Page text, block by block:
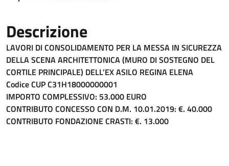
Descrizione
LAVORI DI CONSOLIDAMENTO PER LA MESSA IN SICUREZZA
DELLA SCENA ARCHITETTONICA (MURO DI SOSTEGNO DEL
CORTILE PRINCIPALE) DELL’EX ASILO REGINA ELENA
Codice CUP C31H18000000001
IMPORTO COMPLESSIVO: 53.000 EURO
CONTRIBUTO CONCESSO CON D.M. 10.01.2019: €. 40.000
CONTRIBUTO FONDAZIONE CRASTI: €. 13.000